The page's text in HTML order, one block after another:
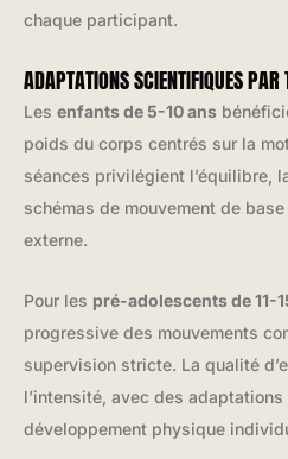
chaque participant.
ADAPTATIONS SCIENTIFIQUES PAR
Les enfants de 5-10 ans
poids du corps centrés sur la
séances privilégient l’équilibre,
schémas de mouvement de
externe.
Pour les pré-adolescents de 11-
progressive des mouvements
supervision stricte. La qualité
l’intensité, avec des
développement physique